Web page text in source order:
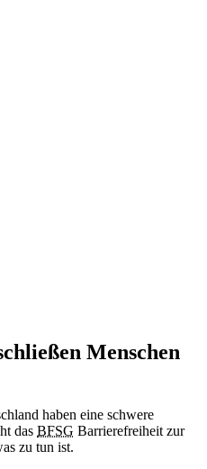
Menschen
haben eine schwere
das BFSG Barrierefreiheit zur
zu tun ist.